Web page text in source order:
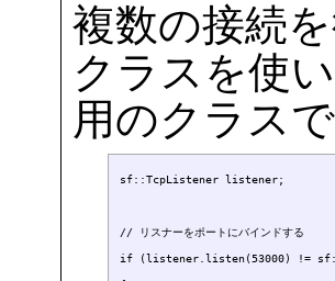
複数の接続
クラスを使
用のクラス
sf::TcpListener listener;
// リスナーをポートにバインドする
if (listener.listen(53000) !=